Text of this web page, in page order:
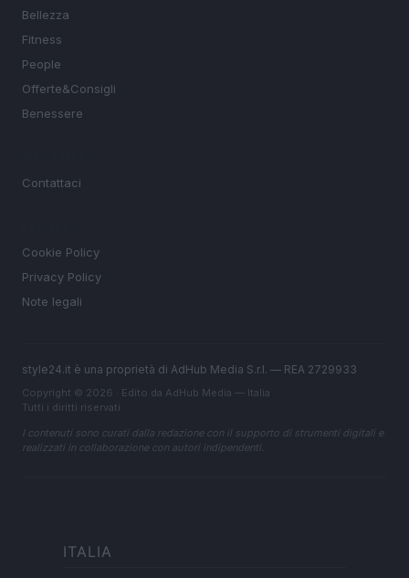
Bellezza
Fitness
People
Offerte&Consigli
Benessere
Contattaci
Cookie Policy
Privacy Policy
Note legali
style24.it è una proprietà di AdHub Media S.r.l. — REA 2729933
Copyright © 2026 · Edito da AdHub Media — Italia
Tutti i diritti riservati
I contenuti sono curati dalla redazione con il supporto di strumenti digitali e
realizzati in collaborazione con autori indipendenti.
ITALIA